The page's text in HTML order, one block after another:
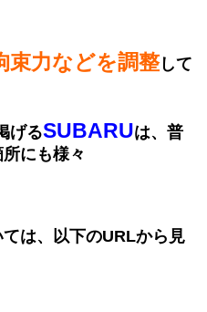
束力などを調整して
げるSUBARUは、普
にも様々
は、以下のURLから見